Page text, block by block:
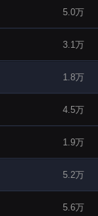
5.0万
3.1万
1.8万
4.5万
1.9万
5.2万
5.6万